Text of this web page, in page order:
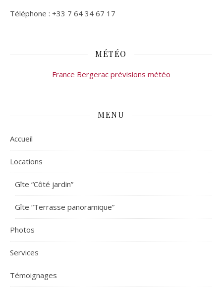
Téléphone : +33 7 64 34 67 17
MÉTÉO
France Bergerac prévisions météo
MENU
Accueil
Locations
Gîte “Côté jardin”
Gîte “Terrasse panoramique”
Photos
Services
Témoignages